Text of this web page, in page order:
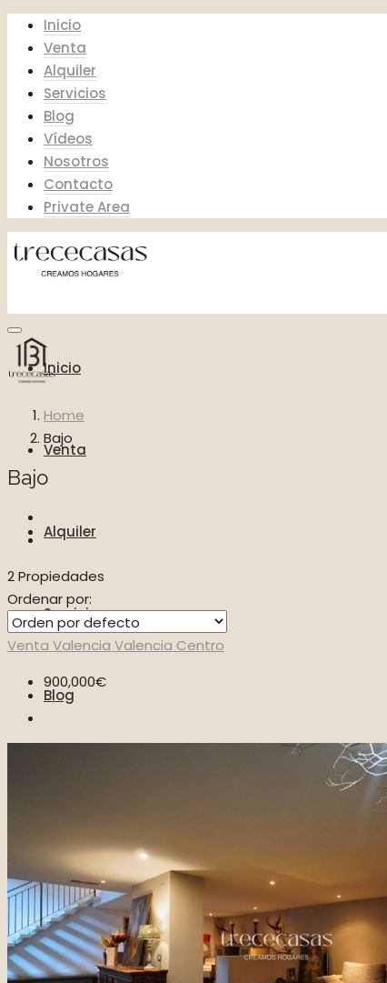
Inicio
Venta
Alquiler
Servicios
Blog
Vídeos
Nosotros
Contacto
Private Area
Inicio
Venta
Alquiler
Servicios
Blog
Nosotros
Contacto
Home
Bajo
Bajo
2 Propiedades
Ordenar por:
Venta Valencia Valencia Centro
900,000€